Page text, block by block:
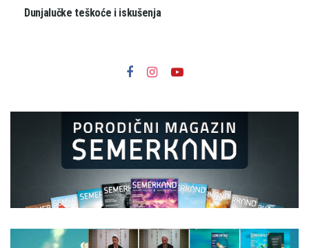
Dunjalučke teškoće i iskušenja